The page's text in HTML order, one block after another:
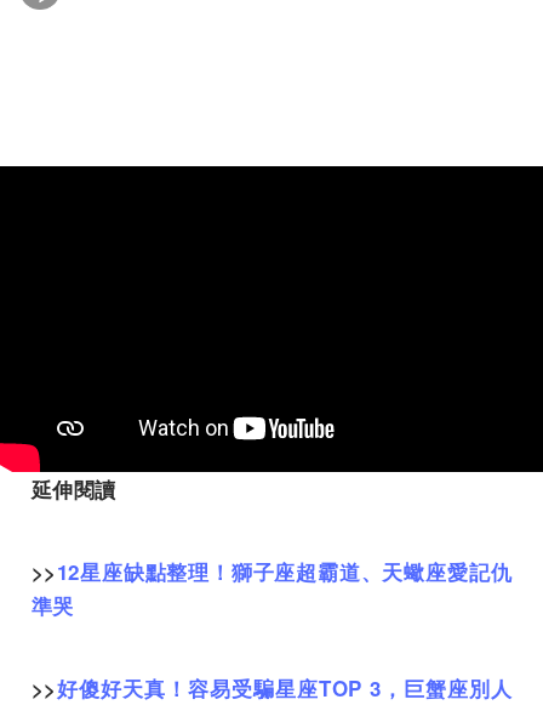
延伸閱讀
>>12星座缺點整理！獅子座超霸道、天蠍座愛記仇
準哭
>>好傻好天真！容易受騙星座TOP 3，巨蟹座別人